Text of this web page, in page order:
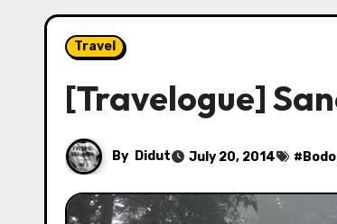
Travel
[Travelogue]
By Didut July 20, 2014 #